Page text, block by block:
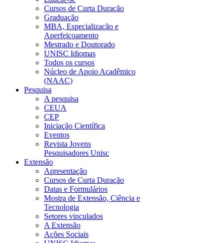
Cursos de Curta Duração
Graduação
MBA, Especialização e
Aperfeiçoamento
Mestrado e Doutorado
UNISC Idiomas
Todos os cursos
Núcleo de Apoio Acadêmico
(NAAC)
Pesquisa
A pesquisa
CEUA
CEP
Iniciação Científica
Eventos
Revista Jovens
Pesquisadores Unisc
Extensão
Apresentação
Cursos de Curta Duração
Datas e Formulários
Mostra de Extensão, Ciência e
Tecnologia
Setores vinculados
A Extensão
Ações Sociais